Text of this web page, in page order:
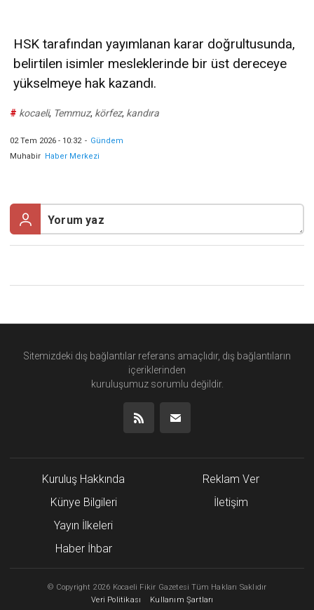
HSK tarafından yayımlanan karar doğrultusunda,
belirtilen isimler mesleklerinde bir üst dereceye
yükselmeye hak kazandı.
# kocaeli, Temmuz, körfez, kandıra
02 Tem 2026 - 10:32 - Gündem
Muhabir
Haber Merkezi
Sitemizdeki dış bağlantılar referans amaçlıdır, dış bağlantıların
içeriklerinden
kuruluşumuz sorumlu değildir.
Kuruluş Hakkında
Künye Bilgileri
Yayın İlkeleri
Haber İhbar
Reklam Ver
İletişim
© Copyright 2026 Kocaeli Fikir Gazetesi Tüm Hakları Saklıdır
Veri Politikası
Kullanım Şartları